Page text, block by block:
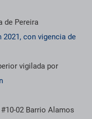
de Pereira
con vigencia de
vigilada por
02 Barrio Alamos